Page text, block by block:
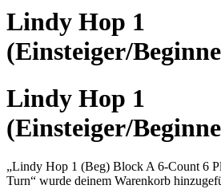
Lindy Hop 1
(Einsteiger/
Lindy Hop 1
(Einsteiger/
„Lindy Hop 1 (Beg) Block A 6-Count 6
Turn“ wurde deinem Warenkorb